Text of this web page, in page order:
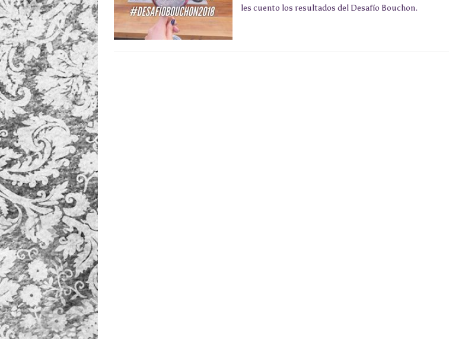
les cuento los resultados del Desafío Bouchon.